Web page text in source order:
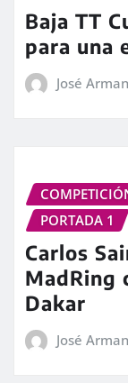
Baja TT
para una
José
PORTADA 1
Carlos
MadRing
Dakar
José